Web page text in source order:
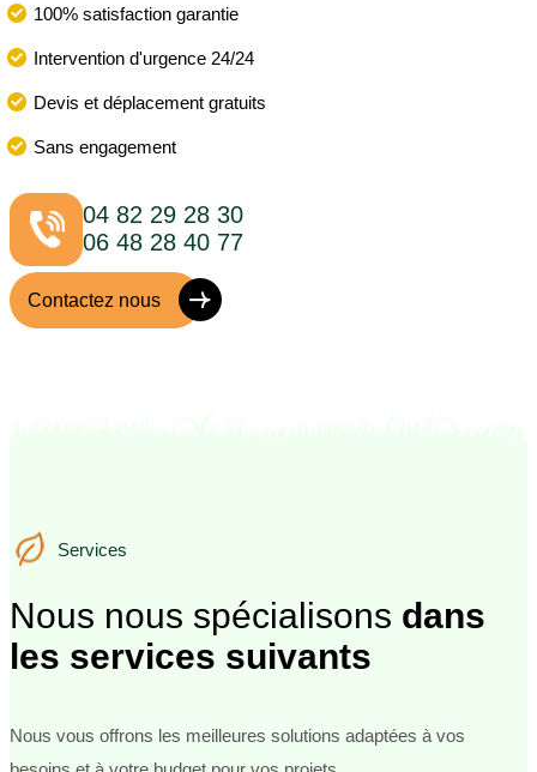
100% satisfaction garantie
Intervention d'urgence 24/24
Devis et déplacement gratuits
Sans engagement
04 82 29 28 30
06 48 28 40 77
Contactez nous
Services
Services
Nous nous spécialisons dans
les services suivants
Nous vous offrons les meilleures solutions adaptées à vos